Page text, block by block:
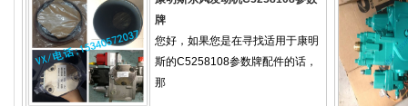
牌
您好，如果您是在寻找适用于康明
斯的C5258108参数牌配件的话，
那